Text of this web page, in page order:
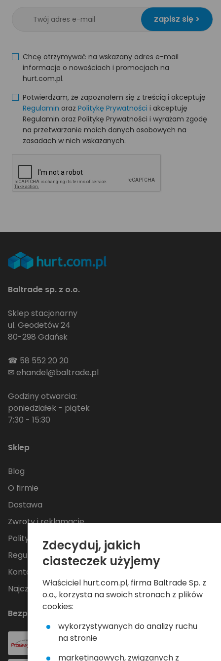
zapisz się >
Chcę otrzymywać na wskazany adres e-mail
informacje o nowościach i promocjach na
hurt.com.pl.
Potwierdzam, że zapoznałem się z treścią i akceptuję
Regulamin oraz Politykę Prywatności i akceptuję
Regulamin oraz Politykę Prywatności i wyrażam zgodę
na przetwarzanie moich danych osobowych na
zasadach w nich wskazanych.
Baltrade sp. z o.o.
Sklep stacjonarny
ul. Geodetów 24
80-298 Gdańsk
☎ 58 552 20 20
✉ehandel@baltrade.pl
Godziny otwarcia:
poniedziałek - piątek
7:30 - 15:30
Sklep
Blog
O firmie
Dostawa
Zwroty i reklamacje
Polityka Prywatności
Regulamin
Kontakt
Najczęściej zadawane pytania
Bezpieczne płatności
Zdecyduj, jakich
ciasteczek użyjemy
Właściciel hurt.com.pl, firma Baltrade Sp. z
o.o., korzysta na swoich stronach z plików
cookies:
wykorzystywanych do analizy ruchu
na stronie
marketingowych, związanych z